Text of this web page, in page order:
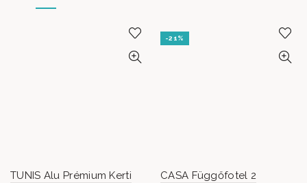
TUNIS Alu Prémium Kerti
-21%
CASA Függőfotel 2